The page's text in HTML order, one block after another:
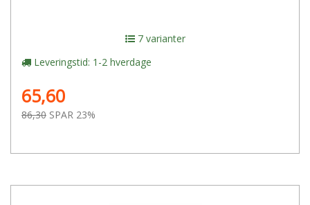
7 varianter
Leveringstid: 1-2 hverdage
65,60
86,30 SPAR 23%